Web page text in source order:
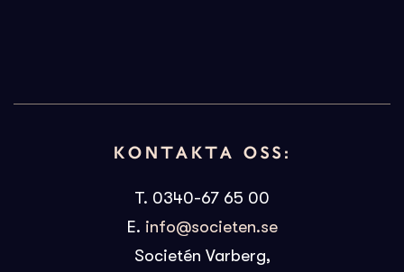
KONTAKTA OSS:
T. 0340-67 65 00
E. info@societen.se
Societén Varberg,